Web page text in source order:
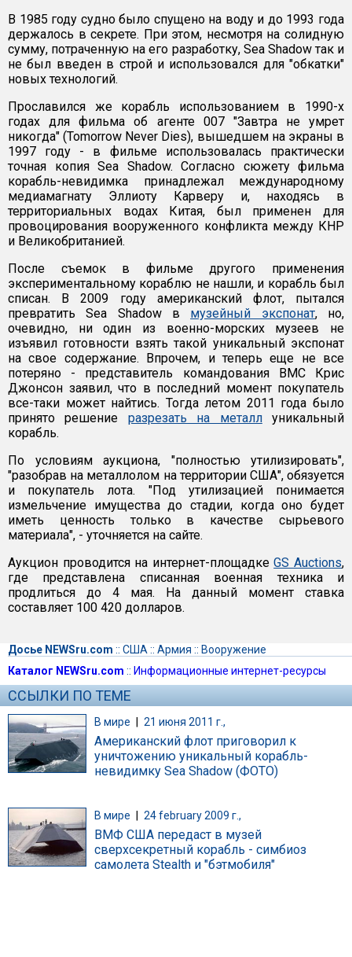
В 1985 году судно было спущено на воду и до 1993 года
держалось в секрете. При этом, несмотря на солидную
сумму, потраченную на его разработку, Sea Shadow так и
не был введен в строй и использовался для "обкатки"
новых технологий.
Прославился же корабль использованием в 1990-х
годах для фильма об агенте 007 "Завтра не умрет
никогда" (Tomorrow Never Dies), вышедшем на экраны в
1997 году - в фильме использовалась практически
точная копия Sea Shadow. Согласно сюжету фильма
корабль-невидимка принадлежал международному
медиамагнату Эллиоту Карверу и, находясь в
территориальных водах Китая, был применен для
провоцирования вооруженного конфликта между КНР
и Великобританией.
После съемок в фильме другого применения
экспериментальному кораблю не нашли, и корабль был
списан. В 2009 году американский флот, пытался
превратить Sea Shadow в музейный экспонат, но,
очевидно, ни один из военно-морских музеев не
изъявил готовности взять такой уникальный экспонат
на свое содержание. Впрочем, и теперь еще не все
потеряно - представитель командования ВМС Крис
Джонсон заявил, что в последний момент покупатель
все-таки может найтись. Тогда летом 2011 года было
принято решение разрезать на металлуникальный
корабль.
По условиям аукциона, "полностью утилизировать",
"разобрав на металлолом на территории США", обязуется
и покупатель лота. "Под утилизацией понимается
измельчение имущества до стадии, когда оно будет
иметь ценность только в качестве сырьевого
материала", - уточняется на сайте.
Аукцион проводится на интернет-площадкеGS Auctions,
где представлена списанная военная техника и
продлиться до 4 мая. На данный момент ставка
составляет 100 420 долларов.
Досье NEWSru.com :: США :: Армия :: Вооружение
Каталог NEWSru.com :: Информационные интернет-ресурсы
ССЫЛКИ ПО ТЕМЕ
В мире | 21 июня 2011 г.,
Американский флот приговорил к
уничтожению уникальный корабль-
невидимку Sea Shadow (ФОТО)
В мире 24 february 2009 г.,
ВМФ США передаст в музей
сверхсекретный корабль - симбиоз
самолета Stealth и "бэтмобиля"